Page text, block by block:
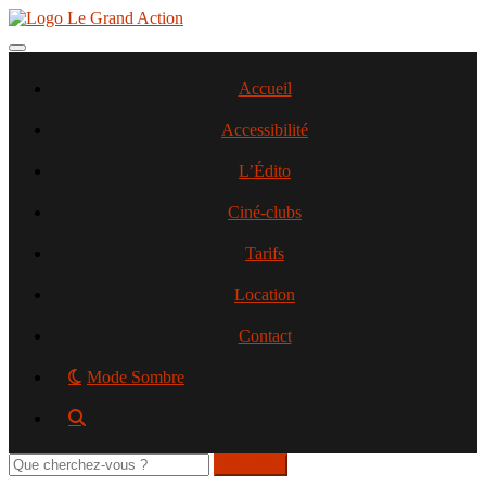
Aller
contenu
Toggle navigation
Accueil
Accessibilité
L’Édito
Ciné-clubs
Tarifs
Location
Contact
Mode Sombre
Rechercher
sur